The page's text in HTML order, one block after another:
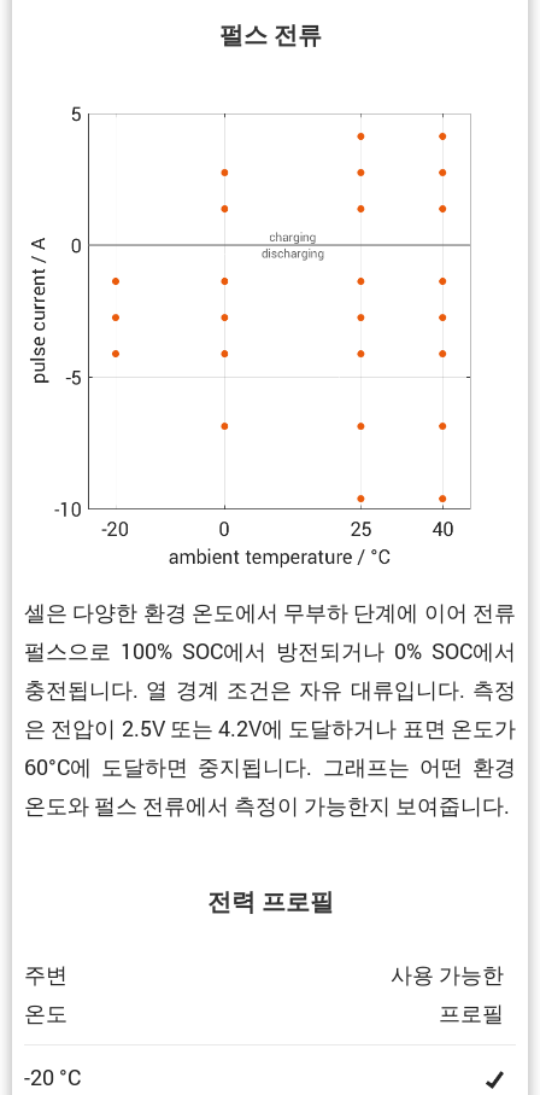
펄스 전류
셀은 다양한 환경 온도에서 무부하 단계에 이어 전류
펄스으로 100% SOC에서 방전되거나 0% SOC에서
충전됩니다. 열 경계 조건은 자유 대류입니다. 측정
은 전압이 2.5V 또는 4.2V에 도달하거나 표면 온도가
60°C에 도달하면 중지됩니다. 그래프는 어떤 환경
온도와 펄스 전류에서 측정이 가능한지 보여줍니다.
전력 프로필
주변
온도
사용 가능한
프로필
-20 °C